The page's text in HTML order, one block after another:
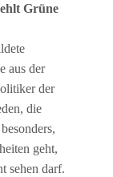
Grüne
aus der
der
die
geht,
sehen darf.